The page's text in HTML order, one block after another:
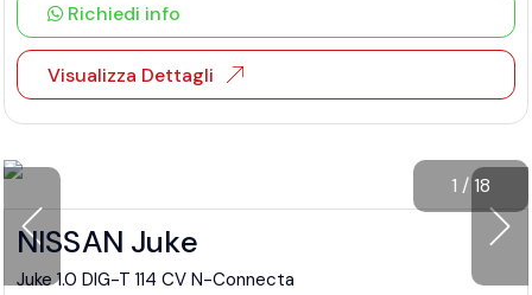
Richiedi info
Visualizza Dettagli
1 /18
NISSAN Juke
Juke 1.0 DIG-T 114 CV N-Connecta